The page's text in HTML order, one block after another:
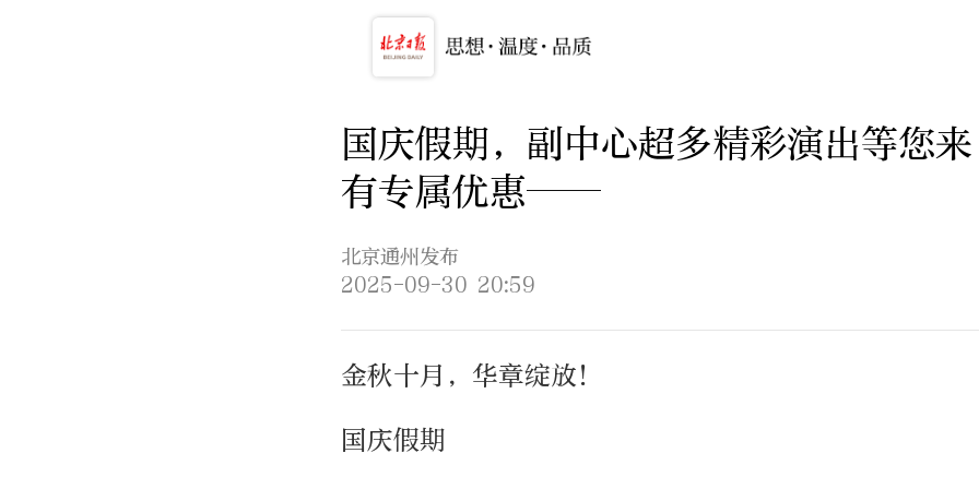
国庆假期，副中心超多精彩演出等您
有专属优惠——
北京通州发布
2025-09-30 20:59
金秋十月，华章绽放！
国庆假期